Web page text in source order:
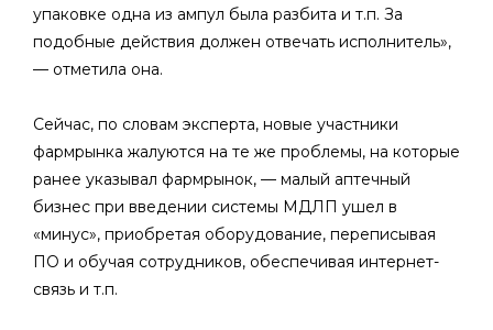
упаковке одна из ампул была разбита и т.п. За
подобные действия должен отвечать исполнитель»,
— отметила она.
Сейчас, по словам эксперта, новые участники
фармрынка жалуются на те же проблемы, на которые
ранее указывал фармрынок, — малый аптечный
бизнес при введении системы МДЛП ушел в
«минус», приобретая оборудование, переписывая
ПО и обучая сотрудников, обеспечивая интернет-
связь и т.п.